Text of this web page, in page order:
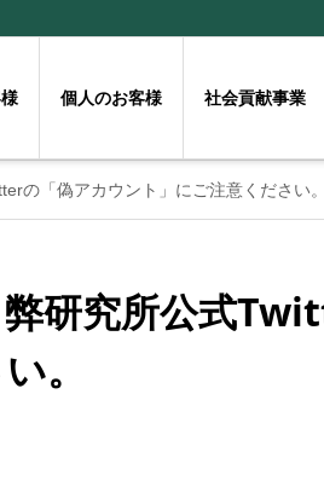
個人のお客様 社会貢献事業
の「偽アカウント」にご注意ください。
弊研究所公式
。